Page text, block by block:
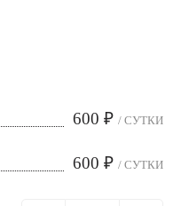
600 ₽ / СУТКИ
600 ₽ / СУТКИ